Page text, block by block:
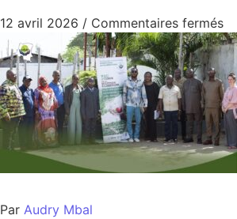
12 avril 2026 / Commentaires fermés
Par Audry Mbal